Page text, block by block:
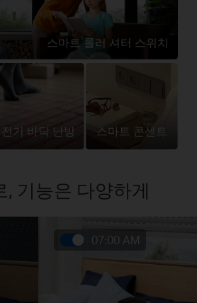
스마트 롤러 셔터 스위치
전기 바닥 난방 스마트 콘센트
, 기능은 다양하게
07:00 AM